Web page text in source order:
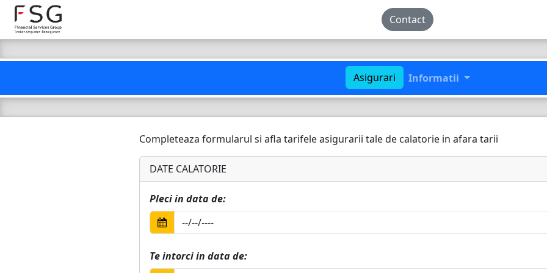
Contact
Asigurari Informatii
Completeaza formularul si afla tarifele asigurarii tale de calatorie in afara tarii
DATE CALATORIE
Pleci in data de:
Te intorci in data de: